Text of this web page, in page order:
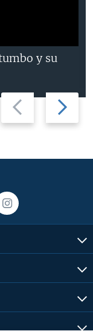
Previous
slide
Next
slide
y su